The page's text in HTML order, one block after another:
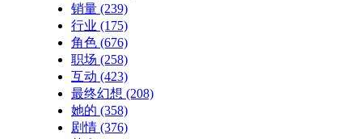
销量 (239)
行业 (175)
角色 (676)
职场 (258)
互动 (423)
最终幻想 (208)
她的 (358)
剧情 (376)